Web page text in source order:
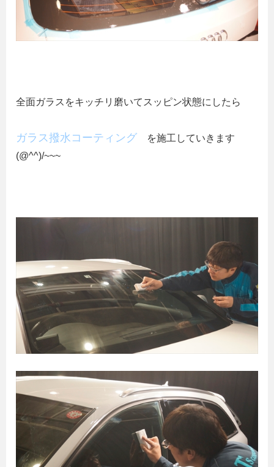
全面ガラスをキッチリ磨いてスッピン状態にしたら
ガラス撥水コーティング を施工していきます
(@^^)/~~~